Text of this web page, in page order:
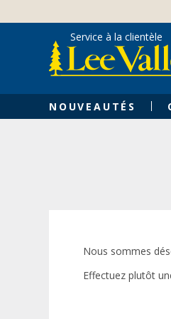
content
NOUVEAUTÉS
Service à la clientèle
Nous sommes
Effectuez plutôt